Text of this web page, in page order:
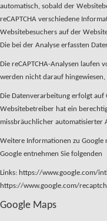
automatisch, sobald der
reCAPTCHA verschiedene
Websitebesuchers auf der
Die bei der Analyse erfassten
Die reCAPTCHA-Analysen
werden nicht darauf
Die Datenverarbeitung erfolgt auf
Websitebetreiber hat ein
missbräuchlicher automatisierter
Weitere Informationen zu Google
Google entnehmen Sie folgenden
Links: https://www.google.com/
https://www.google.com/
Google Maps